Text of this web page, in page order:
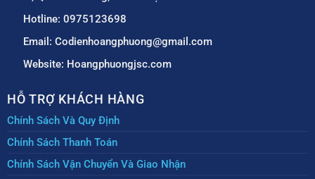
Hotline: 0975123698
Email: Codienhoangphuong@gmail.com
Website: Hoangphuongjsc.com
HỖ TRỢ KHÁCH HÀNG
Chính Sách Và Quy Định
Chính Sách Thanh Toán
Chính Sách Vận Chuyển Và Giao Nhận